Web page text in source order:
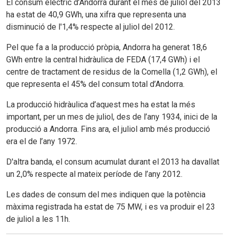
El consum elèctric d’Andorra durant el mes de juliol del 2013
ha estat de 40,9 GWh, una xifra que representa una
disminució de l'1,4% respecte al juliol del 2012.
Pel que fa a la producció pròpia, Andorra ha generat 18,6
GWh entre la central hidràulica de FEDA (17,4 GWh) i el
centre de tractament de residus de la Comella (1,2 GWh), el
que representa el 45% del consum total d’Andorra.
La producció hidràulica d’aquest mes ha estat la més
important, per un mes de juliol, des de l’any 1934, inici de la
producció a Andorra. Fins ara, el juliol amb més producció
era el de l’any 1972.
D'altra banda, el consum acumulat durant el 2013 ha davallat
un 2,0% respecte al mateix període de l’any 2012.
Les dades de consum del mes indiquen que la potència
màxima registrada ha estat de 75 MW, i es va produir el 23
de juliol a les 11h.